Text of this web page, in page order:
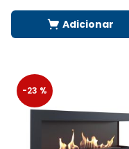
Adicionar
-23 %